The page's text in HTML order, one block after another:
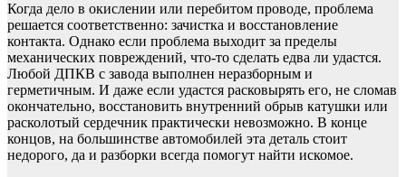
Когда дело в окислении или перебитом проводе, проблема
решается соответственно: зачистка и восстановление
контакта. Однако если проблема выходит за пределы
механических повреждений, что-то сделать едва ли удастся.
Любой ДПКВ с завода выполнен неразборным и
герметичным. И даже если удастся расковырять его, не сломав
окончательно, восстановить внутренний обрыв катушки или
расколотый сердечник практически невозможно. В конце
концов, на большинстве автомобилей эта деталь стоит
недорого, да и разборки всегда помогут найти искомое.